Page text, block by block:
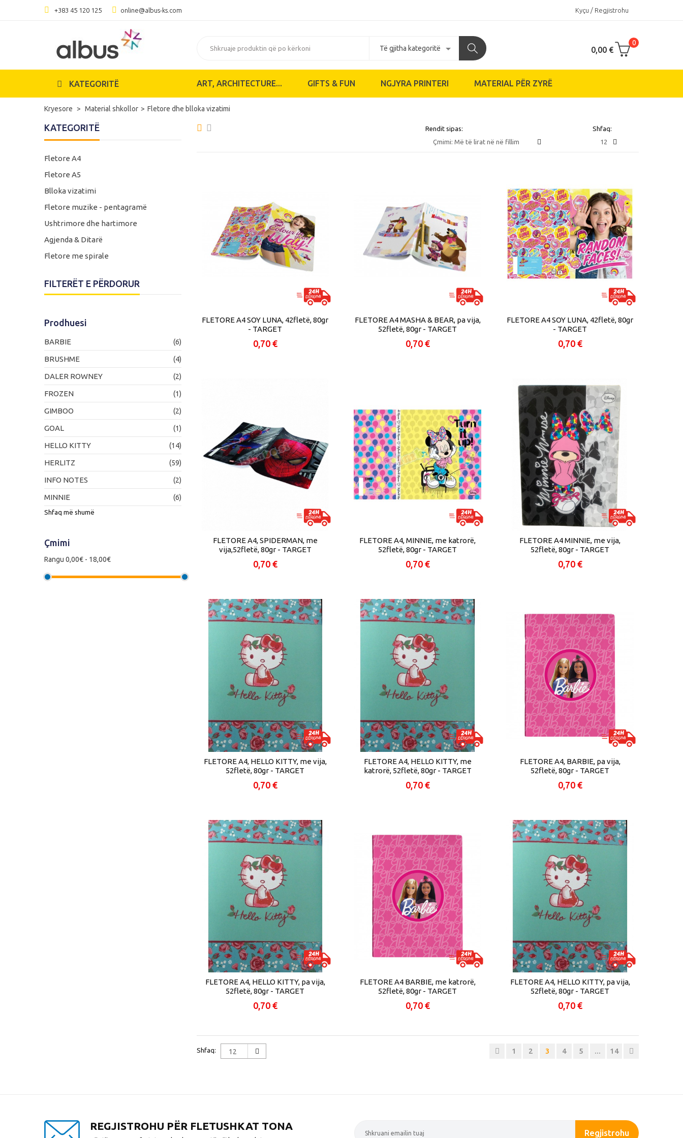
+383 45 120 125 online@albus-ks.com Kyçu / Regjistrohu
0,00 €
0
KATEGORITË ART, ARCHITECTURE... GIFTS & FUN NGJYRA PRINTERI MATERIAL PËR ZYRË
Kryesore Material shkollor Fletore dhe blloka vizatimi
KATEGORITË
Fletore A4
Fletore A5
Blloka vizatimi
Fletore muzike - pentagramë
Ushtrimore dhe hartimore
Agjenda & Ditarë
Fletore me spirale
FILTERËT E PËRDORUR
Prodhuesi
BARBIE (6)
BRUSHME (4)
DALER ROWNEY (2)
FROZEN (1)
GIMBOO (2)
GOAL (1)
HELLO KITTY (14)
HERLITZ (59)
INFO NOTES (2)
MINNIE (6)
Shfaq më shumë
Çmimi
Rangu 0,00€ - 18,00€
Rendit sipas:
Çmimi: Më të lirat në në fillim
Shfaq:
12
FLETORE A4 SOY LUNA, 42fletë, 80gr
- TARGET
0,70 €
FLETORE A4 MASHA & BEAR, pa vija,
52fletë, 80gr - TARGET
0,70 €
FLETORE A4 SOY LUNA, 42fletë, 80gr
- TARGET
0,70 €
FLETORE A4, SPIDERMAN, me
vija,52fletë, 80gr - TARGET
0,70 €
FLETORE A4, MINNIE, me katrorë,
52fletë, 80gr - TARGET
0,70 €
FLETORE A4 MINNIE, me vija,
52fletë, 80gr - TARGET
0,70 €
FLETORE A4, HELLO KITTY, me vija,
52fletë, 80gr - TARGET
0,70 €
FLETORE A4, HELLO KITTY, me
katrorë, 52fletë, 80gr - TARGET
0,70 €
FLETORE A4, BARBIE, pa vija,
52fletë, 80gr - TARGET
0,70 €
FLETORE A4, HELLO KITTY, pa vija,
52fletë, 80gr - TARGET
0,70 €
FLETORE A4 BARBIE, me katrorë,
52fletë, 80gr - TARGET
0,70 €
FLETORE A4, HELLO KITTY, pa vija,
52fletë, 80gr - TARGET
0,70 €
Shfaq: 12 1 2 3 4 5 ... 14
REGJISTROHU PËR FLETUSHKAT TONA
Regjistrohu